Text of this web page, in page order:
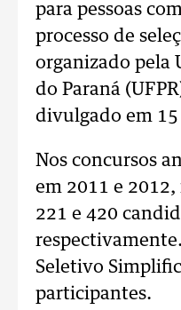
para pessoas
processo de
organizado pela
do Paraná
divulgado em
Nos concursos
em 2011 e
221 e 420
Seletivo
participantes.